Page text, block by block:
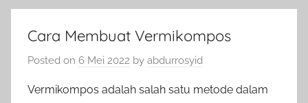
Cara Membuat Vermikompos
Posted on 6 Mei 2022 by abdurrosyid
Vermikompos adalah salah satu metode dalam